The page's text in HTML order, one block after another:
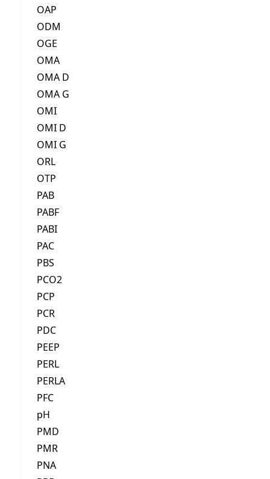
OAP
ODM
OGE
OMA
OMA D
OMA G
OMI
OMI D
OMI G
ORL
OTP
PAB
PABF
PABI
PAC
PBS
PCO2
PCP
PCR
PDC
PEEP
PERL
PERLA
PFC
pH
PMD
PMR
PNA